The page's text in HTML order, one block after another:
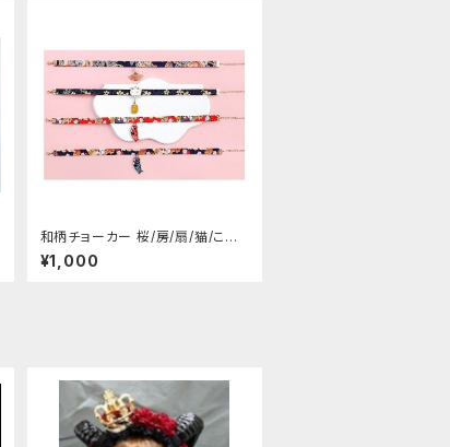
和柄チョーカー 桜/房/扇/猫/こい
のぼり
¥1,000